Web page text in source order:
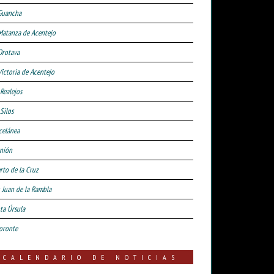
de Acentejo
de Acentejo
de la Cruz
Juan de la Rambla
Úrsula
CALENDARIO DE NOTICIAS